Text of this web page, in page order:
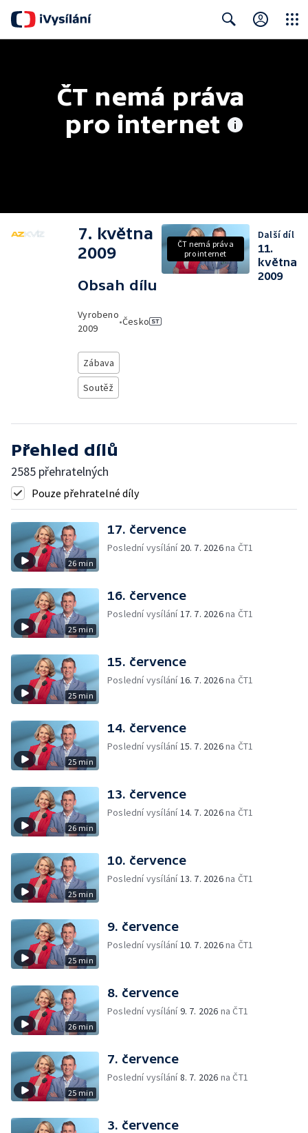
ČT nemá práva
pro internet
7. května
2009
Obsah dílu
Vyrobeno
2009
•Česko
Zábava
Soutěž
ČT nemá práva
pro internet
Další díl
11.
května
2009
Přehled dílů
2585 přehratelných
Pouze přehratelné díly
26 min
17. července
Poslední vysílání 20. 7. 2026na ČT1
25 min
16. července
Poslední vysílání17. 7. 2026na ČT1
25 min
15. července
Poslední vysílání16. 7. 2026na ČT1
25 min
14. července
Poslední vysílání15. 7. 2026na ČT1
26 min
13. července
Poslední vysílání14. 7. 2026na ČT1
25 min
10. července
Poslední vysílání13. 7. 2026na ČT1
25 min
9. července
Poslední vysílání10. 7. 2026na ČT1
26 min
8. července
Poslední vysílání9. 7. 2026 na ČT1
25 min
7. července
Poslední vysílání8. 7. 2026 na ČT1
3. července